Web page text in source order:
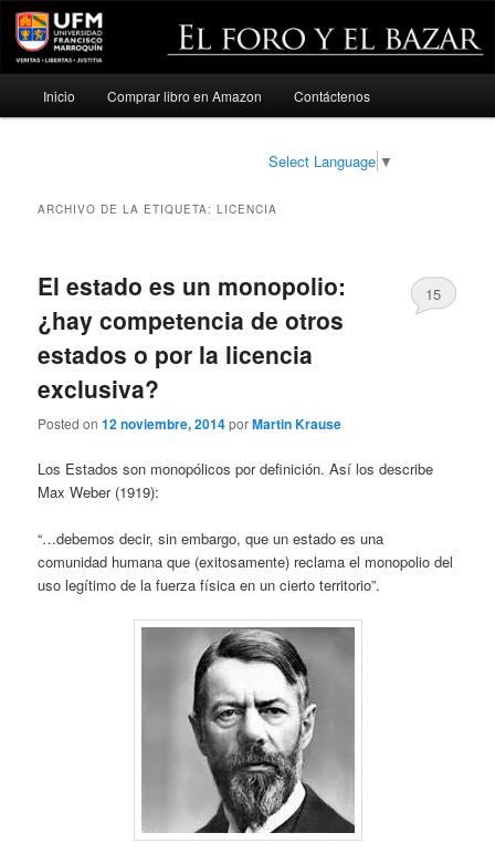
Ir
Ir
Inicio Comprar libro en Amazon Contáctenos
Select Language ▼
ARCHIVO DE LA ETIQUETA:LICENCIA
El estado es un monopolio:
¿hay competencia de otros
estados o por la licencia
exclusiva?
Posted on12 noviembre, 2014porMartin Krause
15
Los Estados son monopólicos por definición. Así los describe
Max Weber (1919):
“…debemos decir, sin embargo, que un estado es una
comunidad humana que (exitosamente) reclama el monopolio del
uso legítimo de la fuerza física en un cierto territorio”.